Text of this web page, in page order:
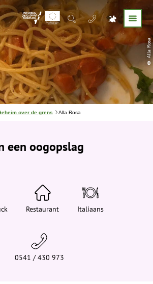
© Alla Rosa
over de grens Alla Rosa
een oogopslag
Restaurant Italiaans
0541 / 430 973